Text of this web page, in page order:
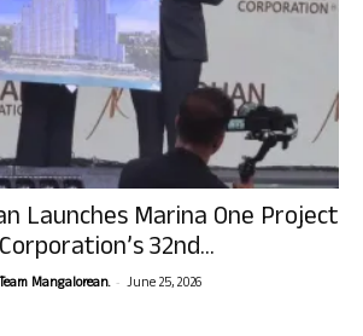
Launches Marina One Project
32nd...
Mangalorean. - June 25, 2026